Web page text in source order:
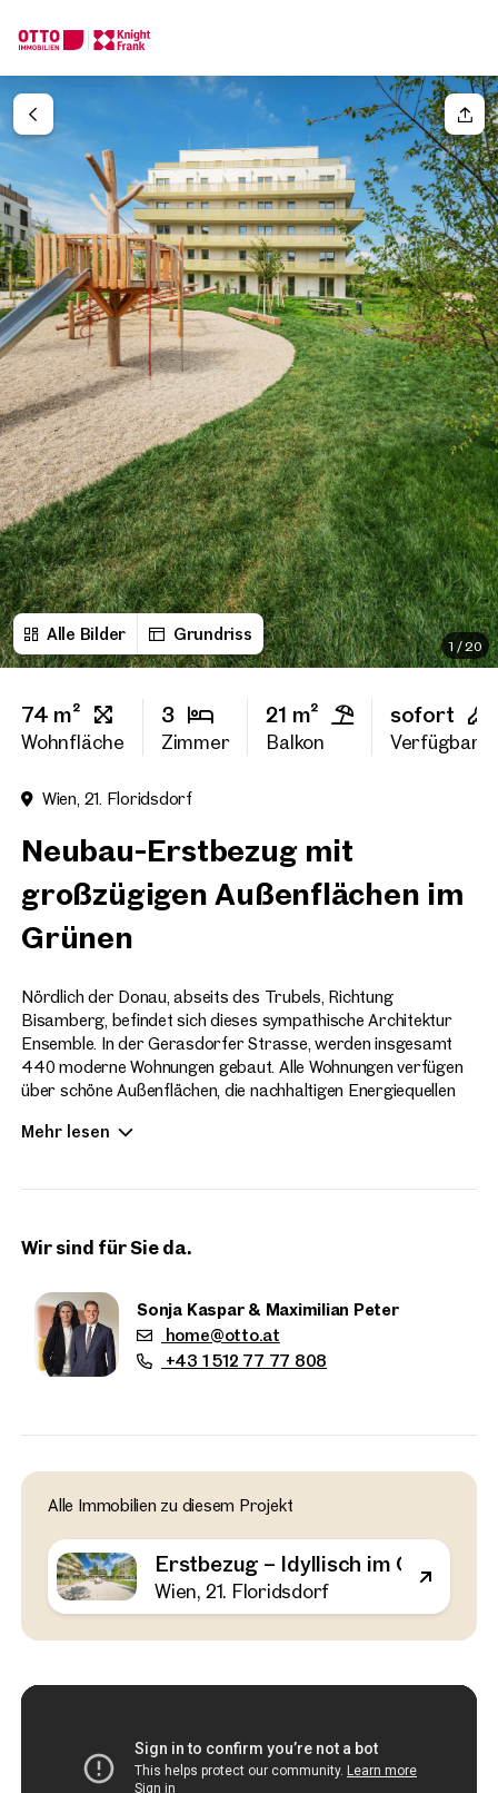
Alle Bilder Grundriss
1 /20
74 m²
Wohnfläche
3
Zimmer
21 m²
Balkon
sofort
Wien, 21. Floridsdorf
Neubau-Erstbezug mit
großzügigen Außenflächen im
Grünen
Nördlich der Donau, abseits des Trubels, Richtung
Bisamberg, befindet sich dieses sympathische Architektur
Ensemble. In der Gerasdorfer Strasse, werden insgesamt
440 moderne Wohnungen gebaut. Alle Wohnungen verfügen
über schöne Außenflächen, die nachhaltigen Energiequellen
Wohnungsgrößen sind ab 2-4 Zimmer verfügbar. Die
Mehr lesen
Wir sind für Sie da.
Sonja Kaspar & Maximilian Peter
home@otto.at
+43 1 512 77 77 808
Alle Immobilien zu diesem Projekt
Erstbezug – Idyllisch im Grünen
Wien, 21. Floridsdorf
Ihre Anfrage
Ihre Nachricht
Anrede
Bitte wählen
Titel(optional)
Vorname
Nachname
E-Mail Adresse
Rückruf-Service
Ich habe die AGB und
Erstbezug – Idyllisch im
Großes Outdoor-Areal
Balkon
Wir finden Ihre
Traumimmobilie
Sagen Sie uns was Sie suchen und wir finden Ihre
Wie möchten Sie uns kontaktieren?
Online
Immobilie konfigurieren & finden lassen
Direkte:r Ansprechpartner:in
Anrufen oder Rückruf vereinbaren